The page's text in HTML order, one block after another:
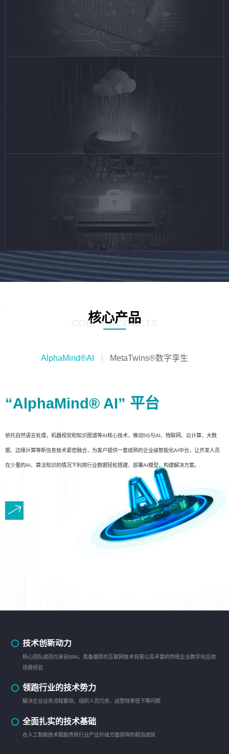
核心产品
CORE PRODUCTS
AlphaMind®AI MetaTwins®数字孪生
“AlphaMind® AI” 平台
依托自然语言处理，机器视觉和知识图谱等AI核心技术，推动5G与AI、物联网、云计算、大数
据、边缘计算等新信息技术紧密融合，为客户提供一套成熟的企业级智能化AI中台，让开发人员
在少量的AI、算法知识的情况下利用行业数据轻松搭建、部署AI模型，构建解决方案。
技术创新动力
核心团队成员均来自IBM，具备雄厚的互联网技术背景以及丰富的传统企业数字化应用
场景经验
领跑行业的技术势力
解决企业业务流程繁琐、组织人员冗余、运营效率低下等问题
全面扎实的技术基础
在人工智能技术赋能传统行业产业升级方面获得的相当成就